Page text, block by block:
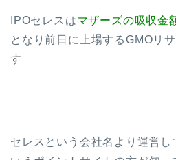
IPOセレスはマザーズの吸収金
となり前日に上場するGMOリ
す
セレスという会社名より運営し